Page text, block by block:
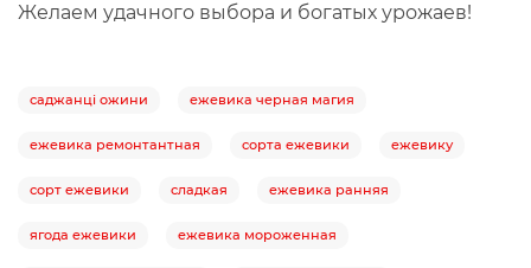
Желаем удачного выбора и богатых урожаев!
саджанці ожини ежевика черная магия
ежевика ремонтантная сорта ежевики ежевику
сорт ежевики сладкая ежевика ранняя
ягода ежевики ежевика мороженная